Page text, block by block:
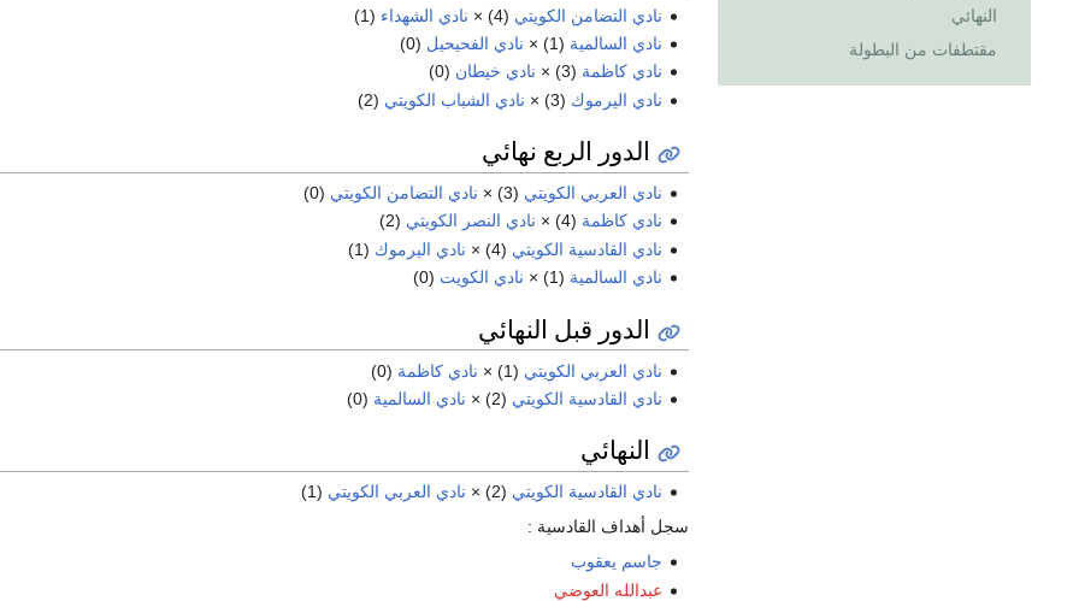
النهائي
مقتطفات من البطولة
نادي التضامن الكويتي (4) × نادي الشهداء (1)
نادي السالمية (1) × نادي الفحيحيل (0)
نادي كاظمة (3) × نادي خيطان (0)
نادي اليرموك (3) × نادي الشباب الكويتي (2)
الدور الربع نهائي
نادي العربي الكويتي (3) × نادي التضامن الكويتي (0)
نادي كاظمة (4) × نادي النصر الكويتي (2)
نادي القادسية الكويتي (4) × نادي اليرموك (1)
نادي السالمية (1) × نادي الكويت (0)
الدور قبل النهائي
نادي العربي الكويتي (1) × نادي كاظمة (0)
نادي القادسية الكويتي (2) × نادي السالمية (0)
النهائي
نادي القادسية الكويتي (2) × نادي العربي الكويتي (1)
سجل أهداف القادسية :
جاسم يعقوب
عبدالله العوضي